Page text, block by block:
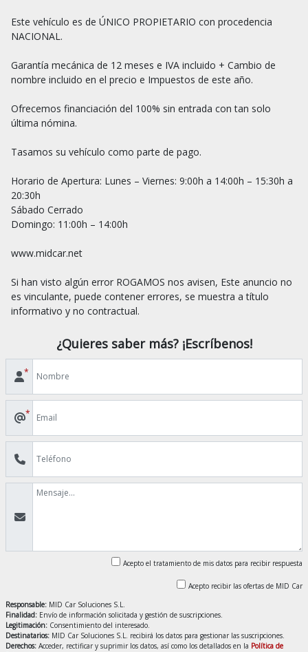
Este vehículo es de ÚNICO PROPIETARIO con procedencia
NACIONAL.
Garantía mecánica de 12 meses e IVA incluido + Cambio de
nombre incluido en el precio e Impuestos de este año.
Ofrecemos financiación del 100% sin entrada con tan solo
última nómina.
Tasamos su vehículo como parte de pago.
Horario de Apertura: Lunes – Viernes: 9:00h a 14:00h – 15:30h a
20:30h
Sábado Cerrado
Domingo: 11:00h – 14:00h
www.midcar.net
Si han visto algún error ROGAMOS nos avisen, Este anuncio no
es vinculante, puede contener errores, se muestra a título
¿Quieres saber más? ¡Escríbenos!
*
*
Acepto el tratamiento de mis datos para recibir respuesta
Acepto recibir las ofertas de MID Car
Responsable: MID Car Soluciones S.L.
Finalidad: Envío de información solicitada y gestión de suscripciones.
Legitimación: Consentimiento del interesado.
Destinatarios: MID Car Soluciones S.L. recibirá los datos para gestionar las suscripciones.
Derechos: Acceder, rectificar y suprimir los datos, así como los detallados en la Política de